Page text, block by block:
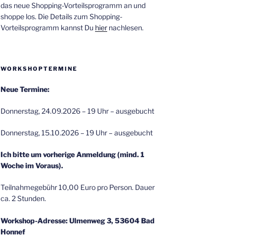
das neue Shopping-Vorteilsprogramm an und
shoppe los. Die Details zum Shopping-
Vorteilsprogramm kannst Du hiernachlesen.
WORKSHOPTERMINE
Neue Termine:
Donnerstag, 24.09.2026 – 19 Uhr – ausgebucht
Donnerstag, 15.10.2026 – 19 Uhr – ausgebucht
Ich bitte um vorherige Anmeldung (mind. 1
Woche im Voraus).
Teilnahmegebühr 10,00 Euro pro Person. Dauer
ca. 2 Stunden.
Workshop-Adresse: Ulmenweg 3, 53604 Bad
Honnef